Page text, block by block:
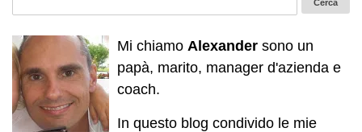
Mi chiamo Alexander sono un
papà, marito, manager d'azienda e
coach.
In questo blog condivido le mie